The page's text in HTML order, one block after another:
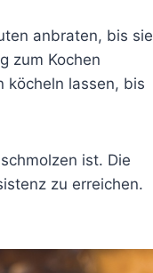
anbraten, bis sie
zum Kochen
köcheln lassen, bis
ist. Die
zu erreichen.